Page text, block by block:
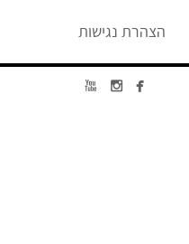
הצהרת נגישות


